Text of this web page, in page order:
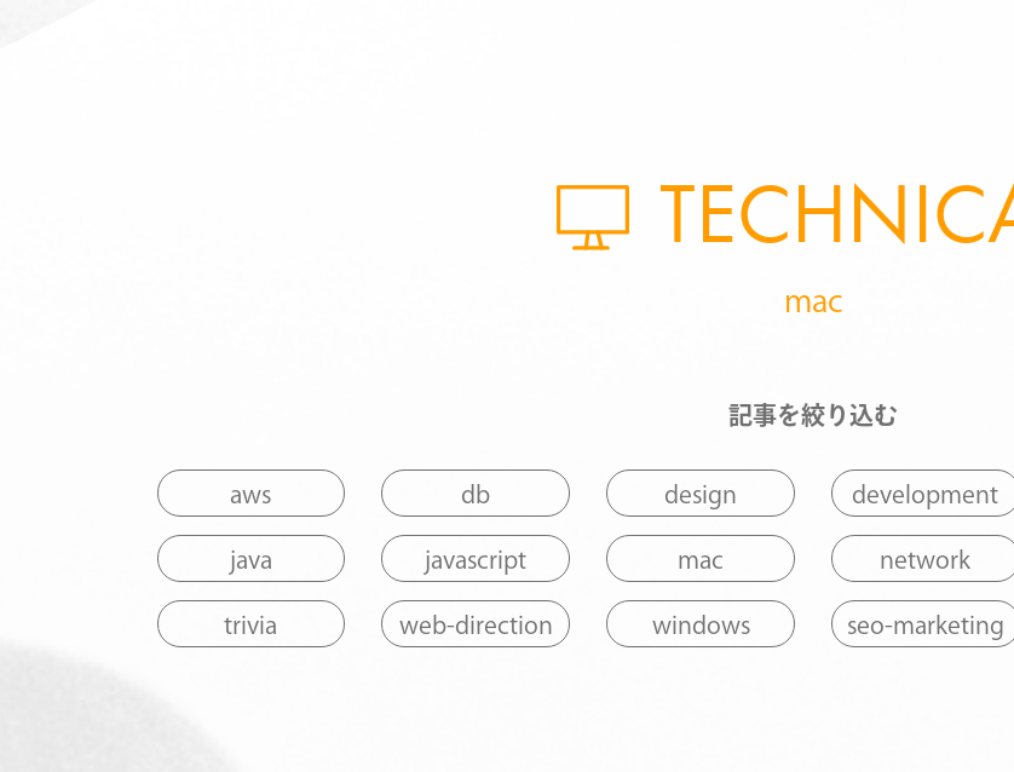
mac
記事を絞り込む
aws db design development
java javascript mac network
trivia web-direction windows seo-marketing